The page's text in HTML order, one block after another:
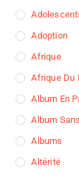
Adoption
Afrique
Afrique Du
Album En
Album
Albums
Altérité